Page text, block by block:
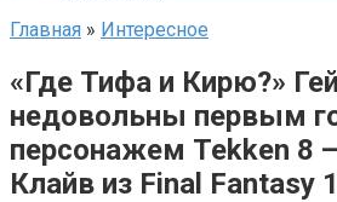
Главная » Интересное
«Где Тифа и Кирю?»
недовольны первым
персонажем Tekken 8
Клайв из Final Fantasy